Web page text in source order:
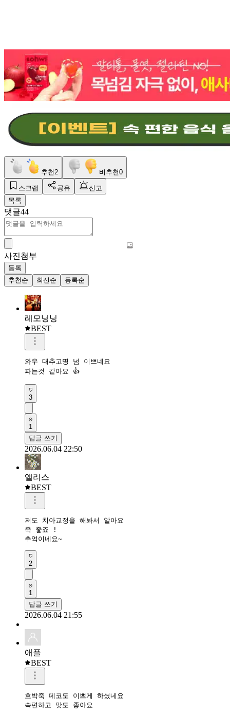
추천 2 비추천0
스크랩 공유
신고
목록
댓글44
사진첨부
등록
추천순
최신순 등록순
레모닝닝
BEST
와우 대추고명 넘 이쁘네요
파는것 같아요 👍
3
1
답글 쓰기
2026.06.04 22:50
앨리스
BEST
저도 치아교정을 해봐서 알아요
죽 좋죠 !
추억이네요~
2
1
답글 쓰기
2026.06.04 21:55
애플
BEST
호박죽 데코도 이쁘게 하셨네요
속편하고 맛도 좋아요